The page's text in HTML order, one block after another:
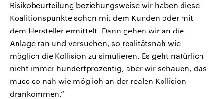
Risikobeurteilung beziehungsweise wir haben diese
Koalitionspunkte schon mit dem Kunden oder mit
dem Hersteller ermittelt. Dann gehen wir an die
Anlage ran und versuchen, so realitätsnah wie
möglich die Kollision zu simulieren. Es geht natürlich
nicht immer hundertprozentig, aber wir schauen, das
muss so nah wie möglich an der realen Kollision
drankommen.“